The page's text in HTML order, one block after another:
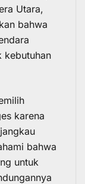
Utara,
bahwa
kebutuhan
karena
bahwa
untuk